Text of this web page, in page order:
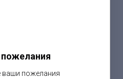
пожелания